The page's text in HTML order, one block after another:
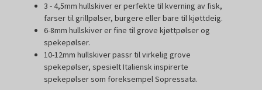
3 - 4,5mm hullskiver er perfekte til kverning av fisk,
farser til grillpølser, burgere eller bare til kjøttdeig.
6-8mm hullskiver er fine til grove kjøttpølser og
spekepølser.
10-12mm hullskiver passr til virkelig grove
spekepølser, spesielt Italiensk inspirerte
spekepølser som foreksempel Sopressata.